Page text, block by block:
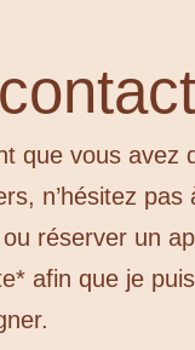
que vous avez
n’hésitez pas
réserver un
afin que je